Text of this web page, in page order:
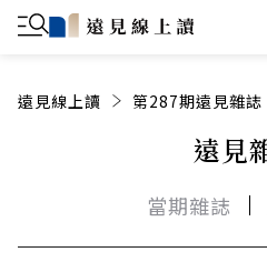
遠見線上讀 第287期遠見雜誌
遠見
當期雜誌